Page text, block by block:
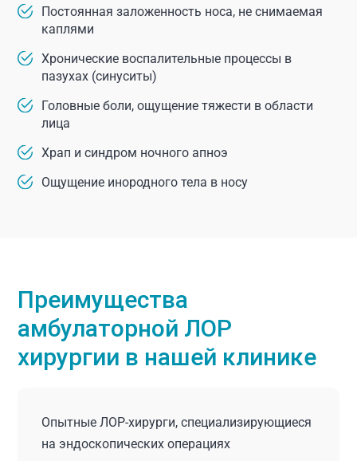
Постоянная заложенность носа, не снимаемая
каплями
Хронические воспалительные процессы в
пазухах (синуситы)
Головные боли, ощущение тяжести в области
лица
Храп и синдром ночного апноэ
Ощущение инородного тела в носу
Преимущества
амбулаторной ЛОР
хирургии в нашей клинике
Опытные ЛОР-хирурги, специализирующиеся
на эндоскопических операциях